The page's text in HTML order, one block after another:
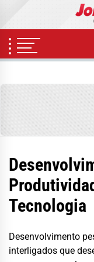
content
Tecnologia
Desenvolvimento
interligados que